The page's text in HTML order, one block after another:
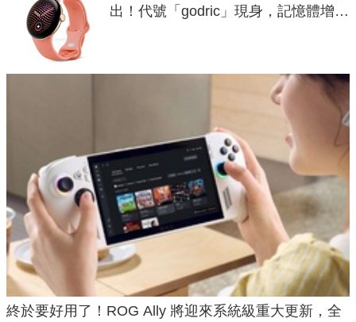
出！代號「godric」現身，記憶體增強
終於要好用了！ROG Ally 將迎來系統級重大更新，全